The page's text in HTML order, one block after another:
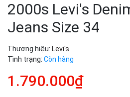
2000s Levi's
Jeans Size 34
Thương hiệu: Levi's
Tình trạng: Còn hàng
1.790.000₫